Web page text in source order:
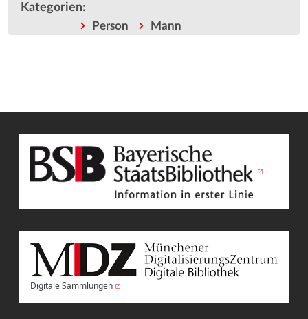
Kategorien:
Person Mann
Digitale Sammlungen